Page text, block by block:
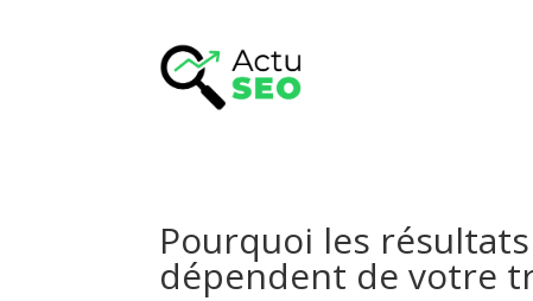
Pourquoi les
dépendent de votre